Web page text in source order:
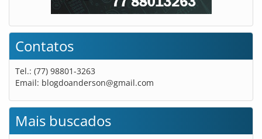
Contatos
Tel.: (77) 98801-3263
Email: blogdoanderson@gmail.com
Mais buscados